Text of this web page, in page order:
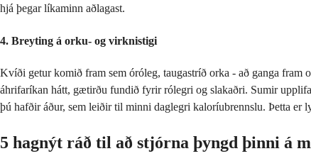
hjá þegar líkaminn aðlagast.
4. Breyting á orku- og virknistigi
Kvíði getur komið fram sem óróleg, taugastríð orka - að ganga
áhrifaríkan hátt, gætirðu fundið fyrir rólegri og slakaðri. Sumir
þú hafðir áður, sem leiðir til minni daglegri kaloríubrennslu. Þetta er
5 hagnýt ráð til að stjórna þyngd þinni á